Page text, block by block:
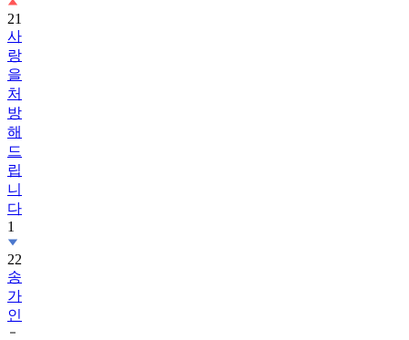
21
사
랑
을
처
방
해
드
립
니
다
1
22
송
가
인